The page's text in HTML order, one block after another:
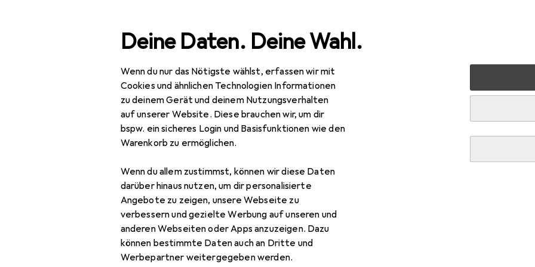
Deine Daten. Deine Wahl.
Wenn du nur das Nötigste wählst, erfassen wir mit
Cookies und ähnlichen Technologien Informationen
zu deinem Gerät und deinem Nutzungsverhalten
auf unserer Website. Diese brauchen wir, um dir
bspw. ein sicheres Login und Basisfunktionen wie den
Warenkorb zu ermöglichen.
Wenn du allem zustimmst, können wir diese Daten
darüber hinaus nutzen, um dir personalisierte
Angebote zu zeigen, unsere Webseite zu
verbessern und gezielte Werbung auf unseren und
anderen Webseiten oder Apps anzuzeigen. Dazu
können bestimmte Daten auch an Dritte und
Werbepartner weitergegeben werden.
Navigation nach Kategorien Gesamtsortiment Sport Outdoor